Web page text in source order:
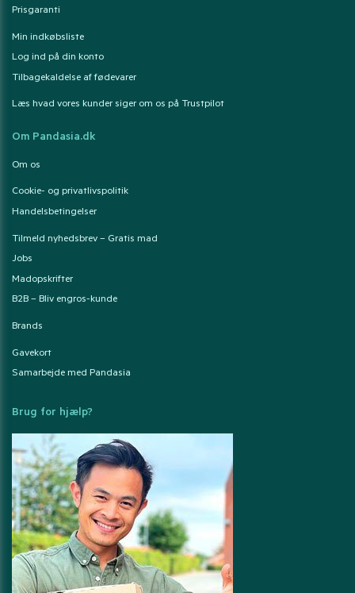
Prisgaranti
Min indkøbsliste
Log ind på din konto
Tilbagekaldelse af fødevarer
Læs hvad vores kunder siger om os på Trustpilot
Om Pandasia.dk
Om os
Cookie- og privatlivspolitik
Handelsbetingelser
Tilmeld nyhedsbrev – Gratis mad
Jobs
Madopskrifter
B2B – Bliv engros-kunde
Brands
Gavekort
Samarbejde med Pandasia
Brug for hjælp?